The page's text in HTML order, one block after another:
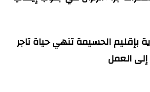
بإقليم الحسيمة تنهي حياة تاجر
العمل